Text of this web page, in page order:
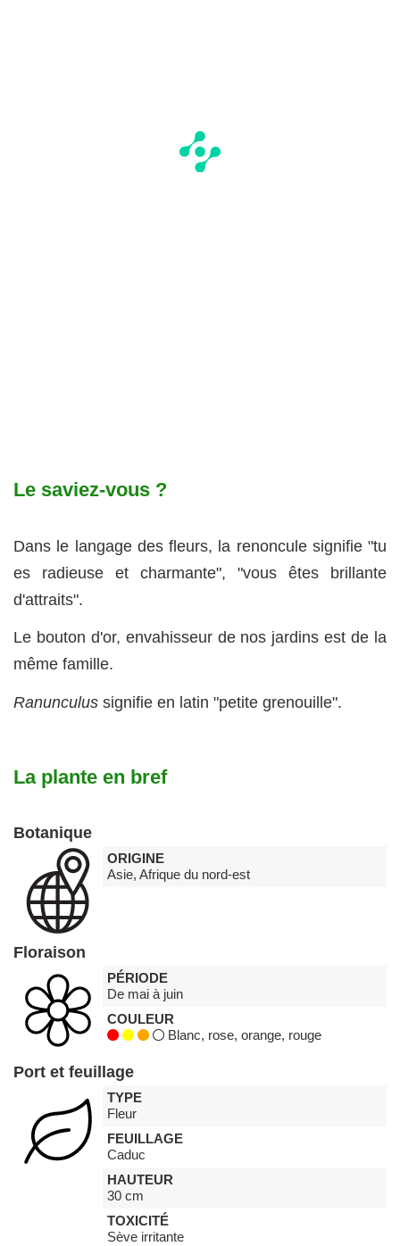
Le saviez-vous ?
Dans le langage des fleurs, la renoncule signifie "tu
es radieuse et charmante", "vous êtes brillante
d'attraits".
Le bouton d'or, envahisseur de nos jardins est de la
même famille.
Ranunculus signifie en latin "petite grenouille".
La plante en bref
Botanique
ORIGINE
Asie, Afrique du nord-est
Floraison
PÉRIODE
De mai à juin
COULEUR
Blanc, rose, orange, rouge
Port et feuillage
TYPE
Fleur
FEUILLAGE
Caduc
HAUTEUR
30 cm
TOXICITÉ
Sève irritante